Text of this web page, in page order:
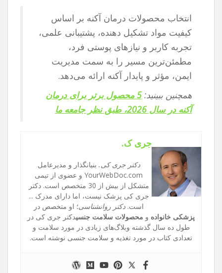
انتخاب محصولات درمان آکنه بر اساس
کیفیت مواد تشکیل دهنده، پشتیبانی علمی،
تجربه کاربر و نیازهای پوستی فرد،
مطمئن‌ترین مسیر را به سمت مدیریت
ایمن، مؤثر و پایدار آکنه ارائه می‌دهد.
همچنین ببینید:
5 محصول برتر برای درمان
آکنه در سال 2026، طبق نظر جامعه ما
جری ک.
دکتر جری کی. بنیانگذار و مدیرعامل
YourWebDoc.com و عضوی از تیمی
متشکل از بیش از 30 متخصص است. دکتر
جری کی پزشک نیست، اما دارای مدرک ...
است. دکتر روانشناسی؛ او متخصص در
پزشکی خانواده و محصولات سلامت جنسیدکتر جری کی در
طول ده سال گذشته وبلاگ‌های زیادی در مورد سلامت و
تعدادی کتاب در مورد تغذیه و سلامت جنسی نوشته است.